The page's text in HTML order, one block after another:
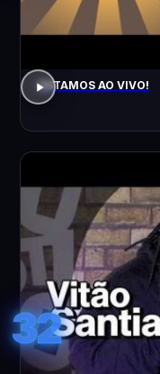
ESTAMOS AO VIVO!
32